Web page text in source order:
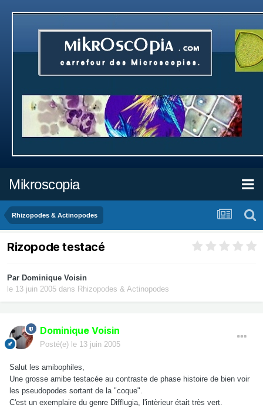
Mikroscopia
Rhizopodes & Actinopodes
Rizopode testacé
Par Dominique Voisin
le 13 juin 2005 dans Rhizopodes & Actinopodes
Dominique Voisin
Posté(e) le 13 juin 2005
Salut les amibophiles,
Une grosse amibe testacée au contraste de phase histoire de bien voir
les pseudopodes sortant de la "coque".
C'est un exemplaire du genre Difflugia, l'intèrieur était très vert.